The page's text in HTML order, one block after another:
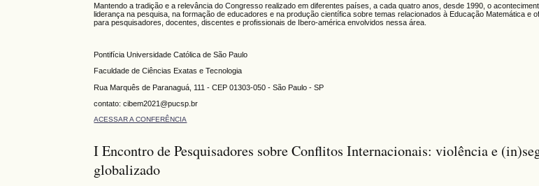
Mantendo a tradição e a relevância do Congresso realizado em diferentes países, a cada quatro anos, desde 1990, o
liderança na pesquisa, na formação de educadores e na produção científica sobre temas relacionados à Educação Matemática e
para pesquisadores, docentes, discentes e profissionais de Ibero-américa envolvidos nessa área.
Pontifícia Universidade Católica de São Paulo
Faculdade de Ciências Exatas e Tecnologia
Rua Marquês de Paranaguá, 111 - CEP 01303-050 - São Paulo - SP
contato: cibem2021@pucsp.br
ACESSAR A CONFERÊNCIA
I Encontro de Pesquisadores sobre Conflitos Internacionais: violência e
globalizado